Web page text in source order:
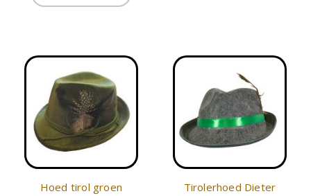
Hoed tirol groen
Tirolerhoed Dieter